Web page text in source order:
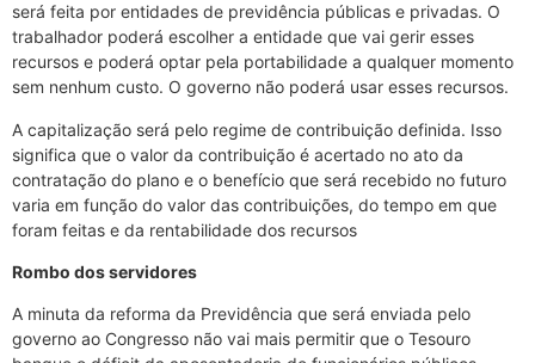
será feita por entidades de previdência públicas e privadas. O
trabalhador poderá escolher a entidade que vai gerir esses
recursos e poderá optar pela portabilidade a qualquer momento
sem nenhum custo. O governo não poderá usar esses recursos.
A capitalização será pelo regime de contribuição definida. Isso
significa que o valor da contribuição é acertado no ato da
contratação do plano e o benefício que será recebido no futuro
varia em função do valor das contribuições, do tempo em que
foram feitas e da rentabilidade dos recursos
Rombo dos servidores
A minuta da reforma da Previdência que será enviada pelo
governo ao Congresso não vai mais permitir que o Tesouro